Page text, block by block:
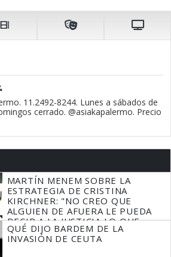
11.2492-8244. Lunes a sábados de
cerrado. @asiakapalermo. Precio
MARTÍN MENEM SOBRE LA
ESTRATEGIA DE CRISTINA
KIRCHNER: "NO CREO QUE
ALGUIEN DE AFUERA LE PUEDA
DECIR A LA JUSTICIA LO QUE
TIENE QUE HACER"
QUÉ DIJO BARDEM DE LA
INVASIÓN DE CEUTA